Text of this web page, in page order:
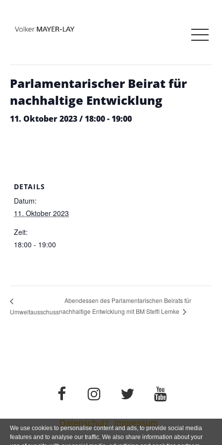
« Alle Veranstaltungen
Parlamentarischer Beirat für
nachhaltige Entwicklung
11. Oktober 2023 / 18:00-19:00
DETAILS
Datum:
11. Oktober 2023
Zeit:
18:00 - 19:00
Umweltausschuss
Abendessen des Parlamentarischen Beirats für
nachhaltige Entwicklung mit BM Steffi Lemke
Datenschutz Impressum
We use cookies to personalise content and ads, to provide social media
features and to analyse our traffic. We also share information about your